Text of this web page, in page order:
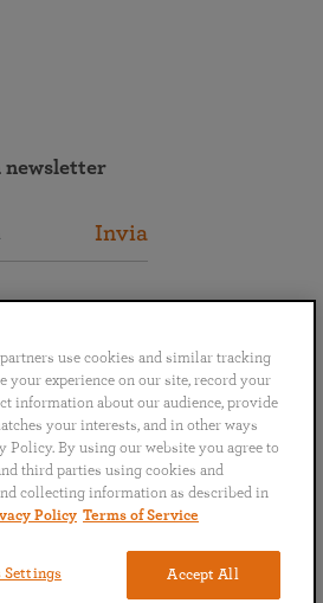
Invia
Français
Italiano
ย
Tutti i diritti riservati.
use cookies and similar tracking
your experience on our site, record your
information about our audience, provide
your interests, and in other ways
Policy. By using our website you agree to
third parties using cookies and
collecting information as described in
Policy Terms of Service
Accept All
Settings